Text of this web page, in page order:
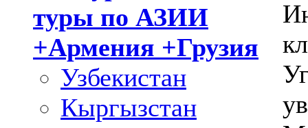
туры по АЗИИ
+Армения +Грузия
Узбекистан
Кыргызстан